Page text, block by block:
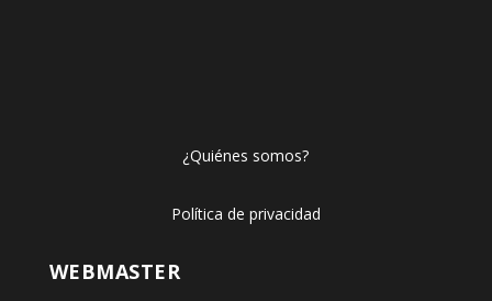
¿Quiénes somos?
Política de privacidad
WEBMASTER